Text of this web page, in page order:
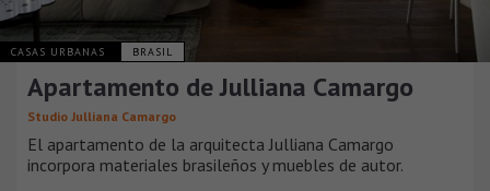
CASAS URBANAS BRASIL
Apartamento de Julliana Camargo
Studio Julliana Camargo
El apartamento de la arquitecta Julliana Camargo
incorpora materiales brasileños y muebles de autor.